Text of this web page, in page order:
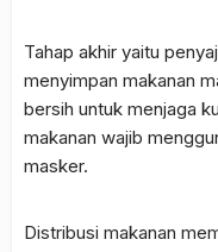
Tahap akhir yaitu
menyimpan makanan
bersih untuk menjaga
makanan wajib
masker.
Distribusi makanan